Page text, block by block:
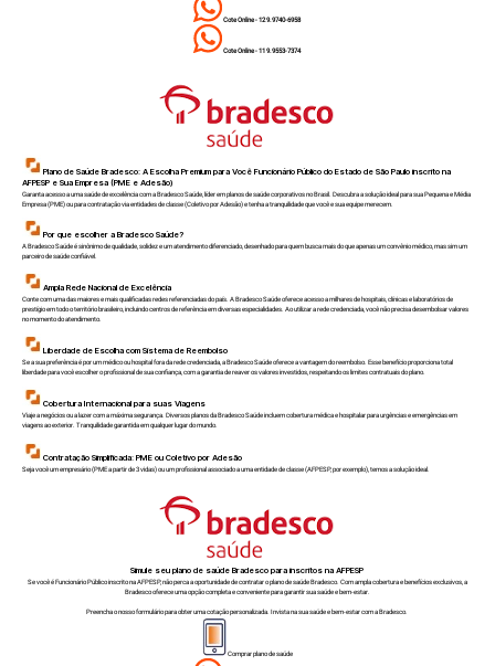
Cote Online - 12 9.9740-6958
Cote Online - 11 9.9553-7374
Plano de Saúde Bradesco: A Escolha Premium para Você Funcionário Público do Estado de São Paulo inscrito na
AFPESP e Sua Empresa (PME e Adesão)
Garanta acesso a uma saúde de excelência com a Bradesco Saúde, líder em planos de saúde corporativos no Brasil. Descubra a solução ideal para sua Pequena e Média
Empresa (PME) ou para contratação via entidades de classe (Coletivo por Adesão) e tenha a tranquilidade que você e sua equipe merecem.
Por que escolher a Bradesco Saúde?
A Bradesco Saúde é sinônimo de qualidade, solidez e um atendimento diferenciado, desenhado para quem busca mais do que apenas um convênio médico, mas sim um
parceiro de saúde confiável.
Ampla Rede Nacional de Excelência
Conte com uma das maiores e mais qualificadas redes referenciadas do país. A Bradesco Saúde oferece acesso a milhares de hospitais, clínicas e laboratórios de
prestígio em todo o território brasileiro, incluindo centros de referência em diversas especialidades. Ao utilizar a rede credenciada, você não precisa desembolsar valores
no momento do atendimento.
Liberdade de Escolha com Sistema de Reembolso
Se a sua preferência é por um médico ou hospital fora da rede credenciada, a Bradesco Saúde oferece a vantagem do reembolso. Esse benefício proporciona total
liberdade para você escolher o profissional de sua confiança, com a garantia de reaver os valores investidos, respeitando os limites contratuais do plano.
Cobertura Internacional para suas Viagens
Viaje a negócios ou a lazer com a máxima segurança. Diversos planos da Bradesco Saúde incluem cobertura médica e hospitalar para urgências e emergências em
viagens ao exterior. Tranquilidade garantida em qualquer lugar do mundo.
Contratação Simplificada: PME ou Coletivo por Adesão
Seja você um empresário (PME a partir de 3 vidas) ou um profissional associado a uma entidade de classe (AFPESP, por exemplo), temos a solução ideal.
Simule seu plano de saúde Bradesco para inscritos na AFPESP
Se você é Funcionário Público inscrito na AFPESP, não perca a oportunidade de contratar o plano de saúde Bradesco. Com ampla cobertura e benefícios exclusivos, a
Bradesco oferece uma opção completa e conveniente para garantir sua saúde e bem-estar.
Preencha o nosso formulário para obter uma cotação personalizada. Invista na sua saúde e bem-estar com a Bradesco.
Comprar plano de saúde